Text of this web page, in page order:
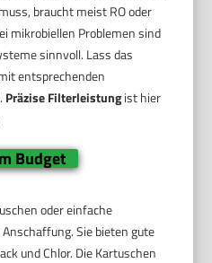
braucht meist RO oder
mikrobiellen Problemen sind
sinnvoll. Lass das
entsprechenden
Präzise Filterleistungist hier
Budget
oder einfache
Sie bieten gute
und Chlor. Die Kartuschen